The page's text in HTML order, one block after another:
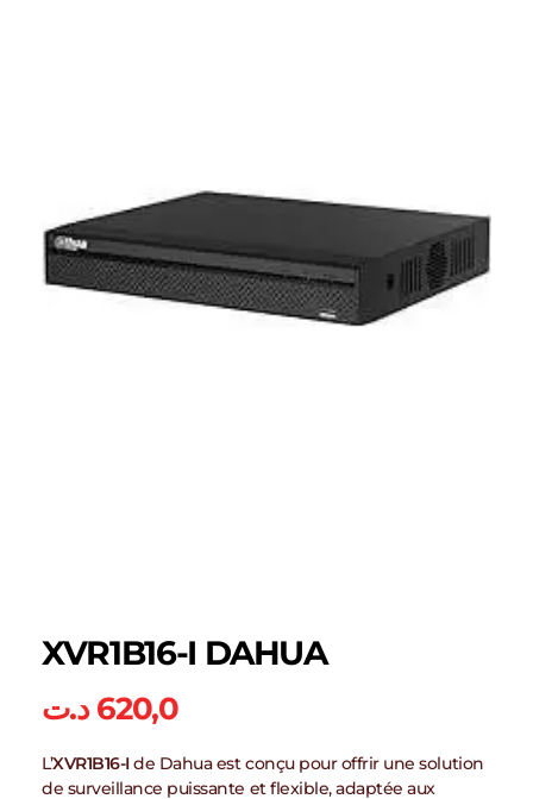
XVR1B16-I DAHUA
620,0 د.ت
L’XVR1B16-Ide Dahua est conçu pour offrir une solution
de surveillance puissante et flexible, adaptée aux